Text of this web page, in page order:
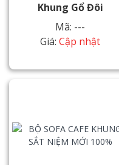
Khung Gổ Đôi
Mã: ---
Giá: Cập nhật